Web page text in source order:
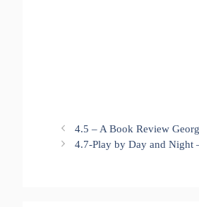
4.5 – A Book Review
4.7-Play by Day and Night